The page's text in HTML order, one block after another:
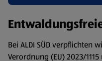
Bei ALDI SÜD verpflichten
Verordnung (EU) 2023/